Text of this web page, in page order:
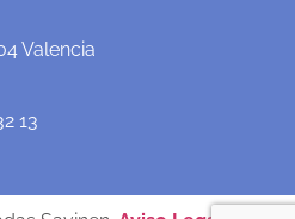
Valencia
13